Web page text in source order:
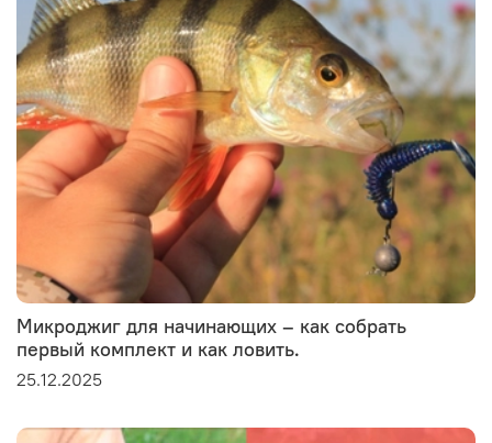
Микроджиг для начинающих – как собрать
первый комплект и как ловить.
25.12.2025